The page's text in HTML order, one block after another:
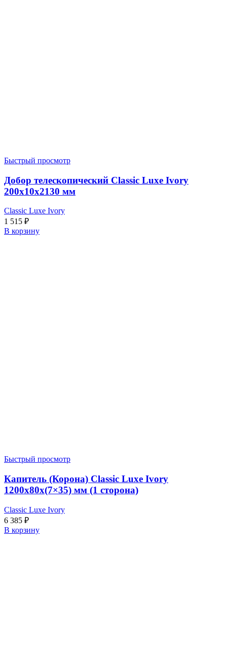
Быстрый просмотр
Добор телескопический Classic Luxe Ivory
200x10x2130 мм
Classic Luxe Ivory
1 515 ₽
В корзину
Быстрый просмотр
Капитель (Корона) Classic Luxe Ivory
1200x80x(7×35) мм (1 сторона)
Classic Luxe Ivory
6 385 ₽
В корзину